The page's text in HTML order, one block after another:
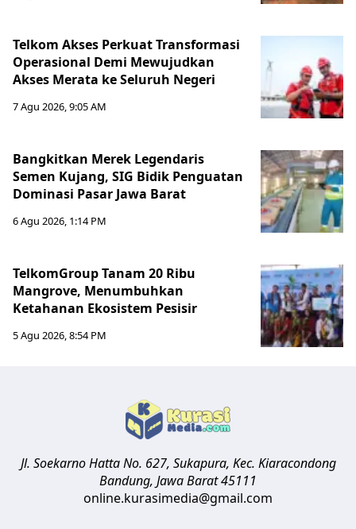
Telkom Akses Perkuat Transformasi
Operasional Demi Mewujudkan
Akses Merata ke Seluruh Negeri
7 Agu 2026, 9:05 AM
Bangkitkan Merek Legendaris
Semen Kujang, SIG Bidik Penguatan
Dominasi Pasar Jawa Barat
6 Agu 2026, 1:14 PM
TelkomGroup Tanam 20 Ribu
Mangrove, Menumbuhkan
Ketahanan Ekosistem Pesisir
5 Agu 2026, 8:54 PM
Jl. Soekarno Hatta No. 627, Sukapura, Kec. Kiaracondong
Bandung, Jawa Barat45111
online.kurasimedia@gmail.com